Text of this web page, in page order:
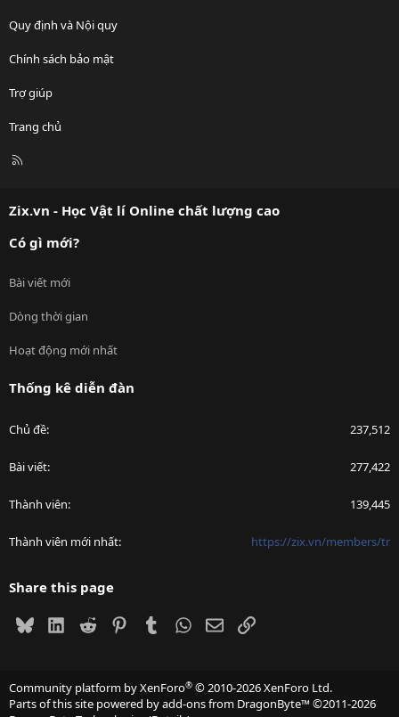
Quy định và Nội quy
Chính sách bảo mật
Trợ giúp
Trang chủ
R
Zix.vn - Học Vật lí Online chất lượng cao
Có gì mới?
Bài viết mới
Dòng thời gian
Hoạt động mới nhất
Thống kê diễn đàn
Chủ đề 237,512
Bài viết 277,422
Thành viên 139,445
Thành viên mới nhất https://zix.vn/members/tr
Share this page
BlueskyLinkedIn
Reddit PinterestTumblrWhatsApp
EmailLink
Community platform by XenForo® © 2010-2026 XenForo Ltd.
Parts of this site powered byadd-ons from DragonByte™©2011-2026